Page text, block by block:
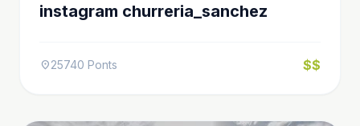
instagram churreria_sanchez
location_on25740 Ponts $$